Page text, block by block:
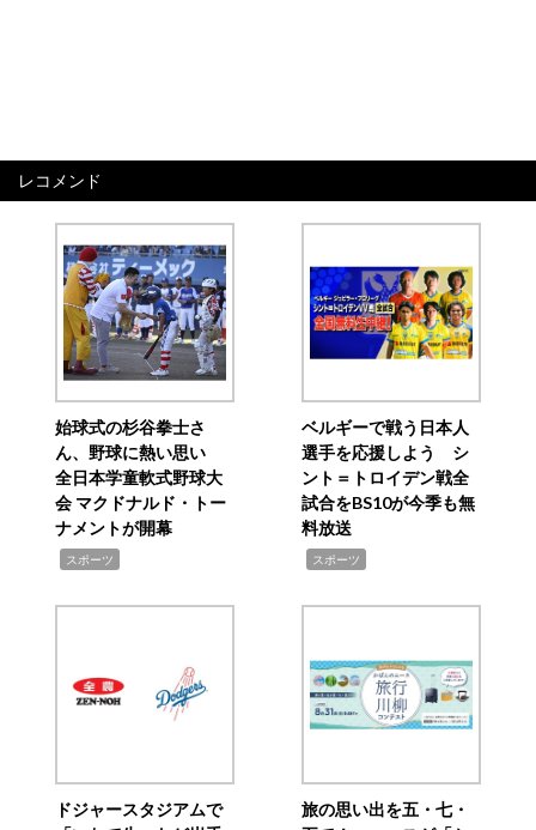
レコメンド
始球式の杉谷拳士さ
ん、野球に熱い思い
全日本学童軟式野球大
会 マクドナルド・トー
ナメントが開幕
スポーツ
ベルギーで戦う日本人
選手を応援しよう シ
ント＝トロイデン戦全
試合をBS10が今季も無
料放送
スポーツ
ドジャースタジアムで
旅の思い出を五・七・